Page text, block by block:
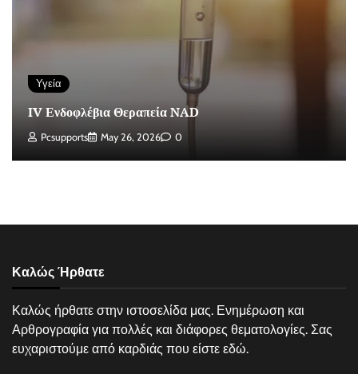
Υγεία
IV Ενδοφλέβια Θεραπεία NAD
Pcsupports May 26, 2026 0
Καλώς Ήρθατε
Καλώς ήρθατε στην ιστοσελίδα μας. Ενημέρωση και
Αρθρογραφία για πολλές και διάφορες θεματολογίες. Σας
ευχαριστούμε από καρδιάς που είστε εδώ.